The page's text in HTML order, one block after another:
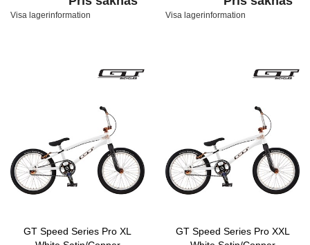
Visa lagerinformation Visa lagerinformation
GT Speed Series Pro XL
GT Speed Series Pro XXL